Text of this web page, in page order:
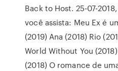
Back to Host. 25-07-
você assista: Meu Ex é
(2019) Ana (2018) Rio
World Without You
(2018) O romance de